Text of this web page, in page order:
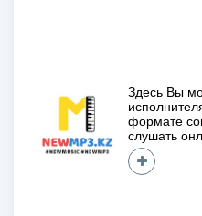
Здесь Вы
формате
слушать